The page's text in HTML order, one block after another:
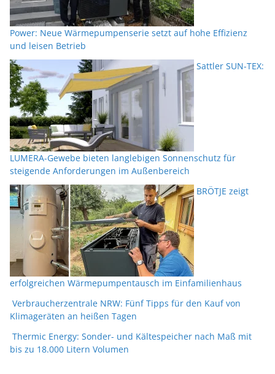
Power: Neue Wärmepumpenserie setzt auf hohe Effizienz
und leisen Betrieb
Sattler SUN-TEX:
LUMERA-Gewebe bieten langlebigen Sonnenschutz für
steigende Anforderungen im Außenbereich
BRÖTJE zeigt
erfolgreichen Wärmepumpentausch im Einfamilienhaus
Verbraucherzentrale NRW: Fünf Tipps für den Kauf von
Klimageräten an heißen Tagen
Thermic Energy: Sonder- und Kältespeicher nach Maß mit
bis zu 18.000 Litern Volumen